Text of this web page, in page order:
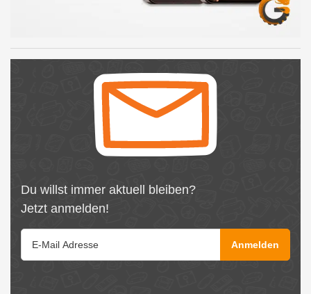
Du willst immer aktuell bleiben?
Jetzt anmelden!
Anmelden